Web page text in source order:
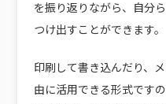
を振り返りながら、自分
つけ出すことができます。
印刷して書き込んだり、
由に活用できる形式です